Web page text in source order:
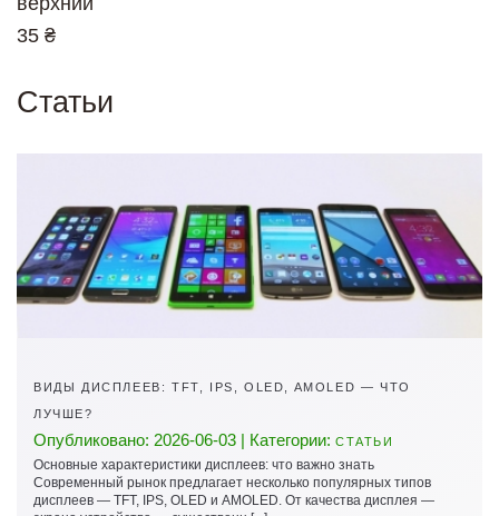
35 ₴
Статьи
ВИДЫ ДИСПЛЕЕВ: TFT, IPS, OLED, AMOLED — ЧТО
ЛУЧШЕ?
Опубликовано: 2026-06-03 | Категории: СТАТЬИ
Основные характеристики дисплеев: что важно знать
Современный рынок предлагает несколько популярных типов
дисплеев — TFT, IPS, OLED и AMOLED. От качества дисплея —